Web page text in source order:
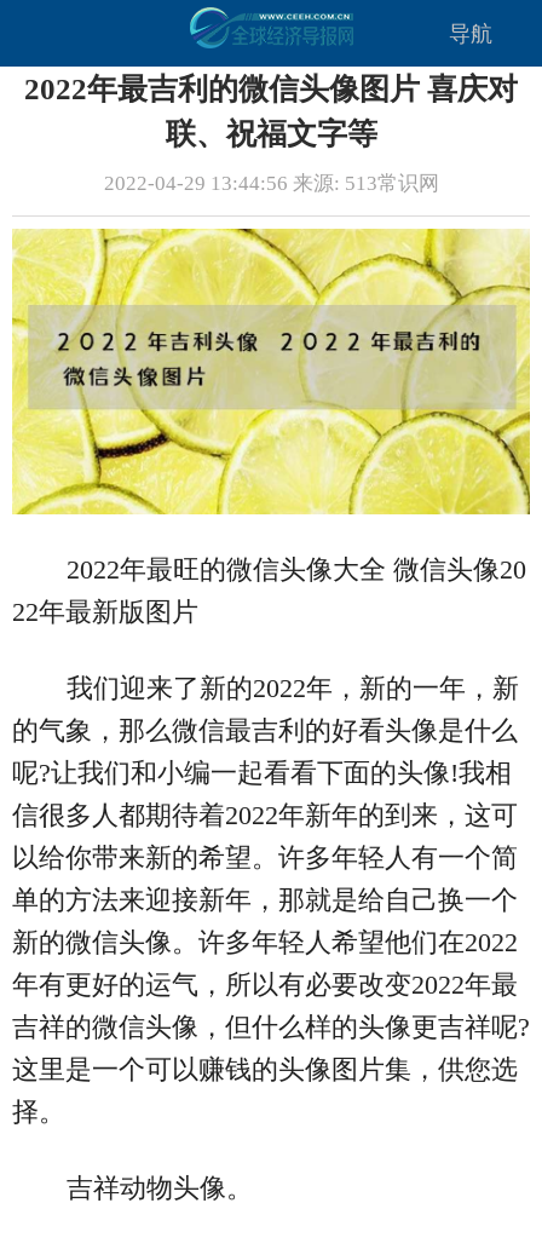
导航
2022年最吉利的微信头像图片 喜庆对
联、祝福文字等
2022-04-29 13:44:56 来源: 513常识网
2022年最旺的微信头像大全 微信头像20
22年最新版图片
我们迎来了新的2022年，新的一年，新
的气象，那么微信最吉利的好看头像是什么
呢?让我们和小编一起看看下面的头像!我相
信很多人都期待着2022年新年的到来，这可
以给你带来新的希望。许多年轻人有一个简
单的方法来迎接新年，那就是给自己换一个
新的微信头像。许多年轻人希望他们在2022
年有更好的运气，所以有必要改变2022年最
吉祥的微信头像，但什么样的头像更吉祥呢?
这里是一个可以赚钱的头像图片集，供您选
择。
吉祥动物头像。